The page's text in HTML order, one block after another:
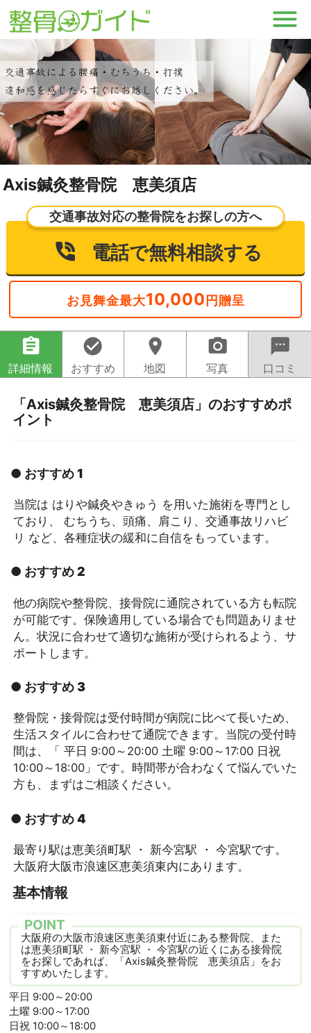
Axis鍼灸整骨院 恵美須店
交通事故対応の整骨院をお探しの方へ
電話で無料相談する
お見舞金最大10,000 円贈呈
assignment
詳細情報
check_circle
おすすめ
location_on
地図
camera_alt
写真
sms
口コミ
「Axis鍼灸整骨院 恵美須店」のおすすめポ
イント
● おすすめ 1
当院は はりや鍼灸やきゅう を用いた施術を専門とし
ており、 むちうち、頭痛、肩こり、交通事故リハビ
リ など、各種症状の緩和に自信をもっています。
● おすすめ 2
他の病院や整骨院、接骨院に通院されている方も転院
が可能です。保険適用している場合でも問題ありませ
ん。状況に合わせて適切な施術が受けられるよう、サ
ポートします。
● おすすめ 3
整骨院・接骨院は受付時間が病院に比べて長いため、
生活スタイルに合わせて通院できます。当院の受付時
間は、「 平日 9:00～20:00 土曜 9:00～17:00 日祝
10:00～18:00」です。時間帯が合わなくて悩んでいた
方も、まずはご相談ください。
● おすすめ 4
最寄り駅は恵美須町駅 ・ 新今宮駅 ・ 今宮駅です。
大阪府大阪市浪速区恵美須東内にあります。
基本情報
POINT
大阪府の大阪市浪速区恵美須東付近にある整骨院、また
は恵美須町駅 ・ 新今宮駅 ・ 今宮駅の近くにある接骨院
をお探しであれば、「Axis鍼灸整骨院 恵美須店」をお
すすめいたします。
平日 9:00～20:00
土曜 9:00～17:00
日祝 10:00～18:00